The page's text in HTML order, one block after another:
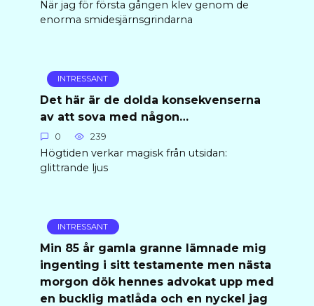
När jag för första gången klev genom de
enorma smidesjärnsgrindarna
INTRESSANT
Det här är de dolda konsekvenserna
av att sova med någon…
0 239
Högtiden verkar magisk från utsidan:
glittrande ljus
INTRESSANT
Min 85 år gamla granne lämnade mig
ingenting i sitt testamente men nästa
morgon dök hennes advokat upp med
en bucklig matlåda och en nyckel jag